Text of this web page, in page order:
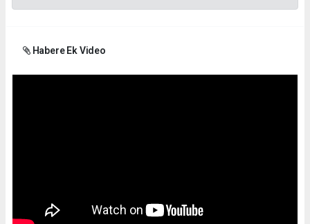
Habere Ek Video